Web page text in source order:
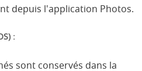
depuis l'application Photos.
:
sont conservés dans la